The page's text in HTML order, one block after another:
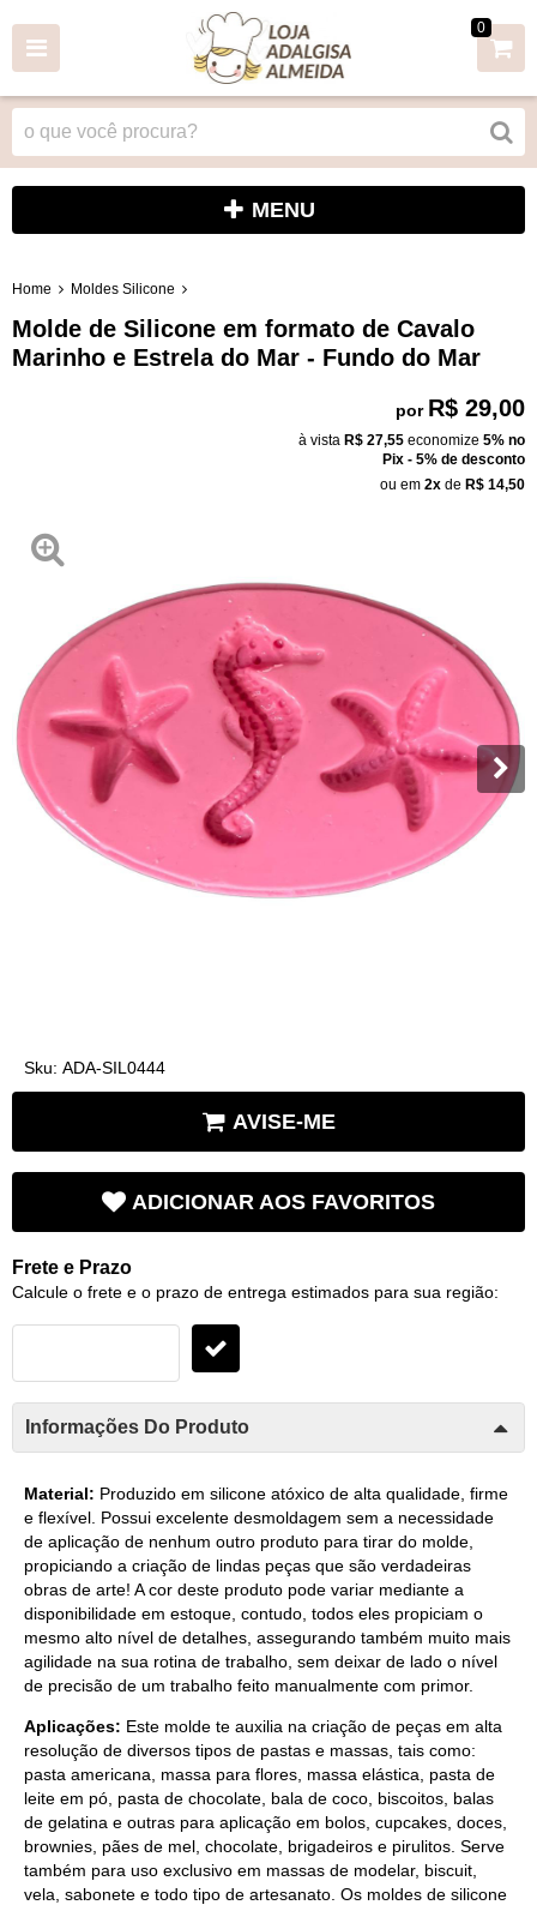
0
MENU
Home Moldes Silicone
Molde de Silicone em formato de Cavalo
Marinho e Estrela do Mar - Fundo do Mar
por R$ 29,00
à vista R$ 27,55 economize 5% no
Pix - 5% de desconto
ou em 2x de R$ 14,50
Sku: ADA-SIL0444
AVISE-ME
ADICIONAR AOS FAVORITOS
Frete e Prazo
Calcule o frete e o prazo de entrega estimados para sua região:
Informações Do Produto
Material: Produzido em silicone atóxico de alta qualidade, firme
e flexível. Possui excelente desmoldagem sem a necessidade
de aplicação de nenhum outro produto para tirar do molde,
propiciando a criação de lindas peças que são verdadeiras
obras de arte! A cor deste produto pode variar mediante a
disponibilidade em estoque, contudo, todos eles propiciam o
mesmo alto nível de detalhes, assegurando também muito mais
agilidade na sua rotina de trabalho, sem deixar de lado o nível
de precisão de um trabalho feito manualmente com primor.
Aplicações: Este molde te auxilia na criação de peças em alta
resolução de diversos tipos de pastas e massas, tais como:
pasta americana, massa para flores, massa elástica, pasta de
leite em pó, pasta de chocolate, bala de coco, biscoitos, balas
de gelatina e outras para aplicação em bolos, cupcakes, doces,
brownies, pães de mel, chocolate, brigadeiros e pirulitos. Serve
também para uso exclusivo em massas de modelar, biscuit,
vela, sabonete e todo tipo de artesanato. Os moldes de silicone